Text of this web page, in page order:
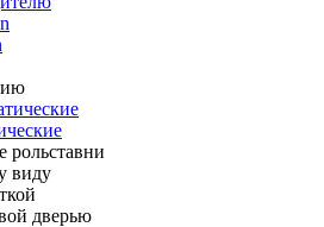
виду
дверью